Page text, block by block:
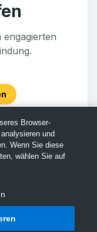
engagierten
Browser-
und
Wenn Sie diese
wählen Sie auf